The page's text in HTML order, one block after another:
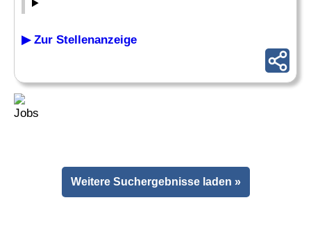
▶ Zur Stellenanzeige
Weitere Suchergebnisse laden »